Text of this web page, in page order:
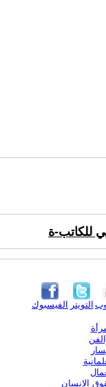
للكاتب-ة
الفيسبوك التويتر
الإنسان